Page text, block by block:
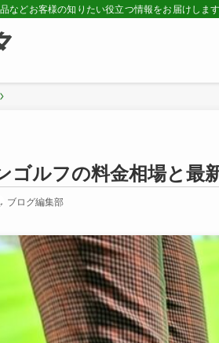
などお客様の知りたい役立つ情報をお届けします
ゴルフの料金相場と最
ブログ編集部